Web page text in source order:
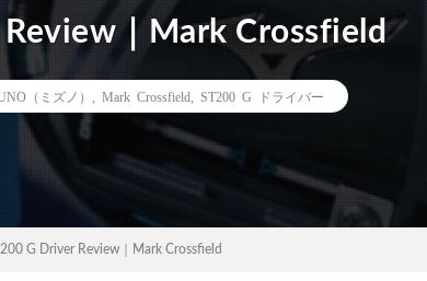
｜Mark Crossfield
（ミズノ） Mark Crossfield ST200 G ドライバー
G Driver Review｜Mark Crossfield